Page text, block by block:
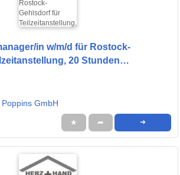
in w/m/d für Rostock-
20 Stunden
GmbH
★ ➦ ➜